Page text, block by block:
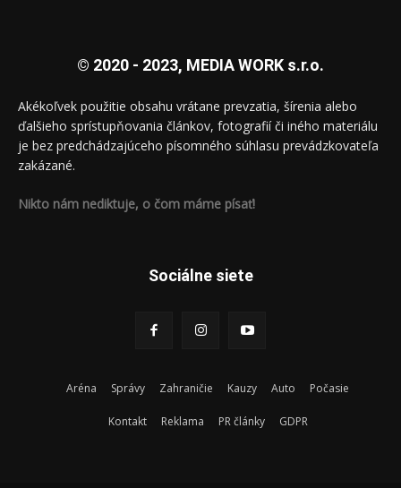
© 2020 - 2023, MEDIA WORK s.r.o.
Akékoľvek použitie obsahu vrátane prevzatia, šírenia alebo
ďalšieho sprístupňovania článkov, fotografií či iného materiálu
je bez predchádzajúceho písomného súhlasu prevádzkovateľa
zakázané.
Nikto nám nediktuje, o čom máme písať!
Sociálne siete
Aréna Správy Zahraničie Kauzy Auto Počasie
Kontakt Reklama PR články GDPR